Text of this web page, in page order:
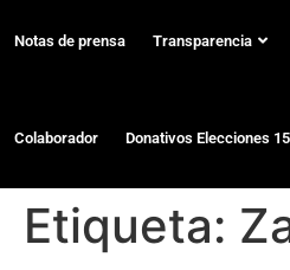
Notas de prensa Transparencia
Colaborador Donativos Elecciones
Etiqueta: